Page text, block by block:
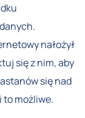
nałożył
się z nim, aby
się nad
to możliwe.